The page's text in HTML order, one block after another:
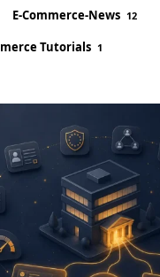
E-Commerce-News 12
Tutorials 1